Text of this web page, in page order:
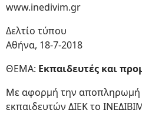
www.inedivim.gr
Δελτίο τύπου
Αθήνα, 18-7-2018
ΘΕΜΑ: Εκπαιδευτές και
Με αφορμή την αποπληρωμή
εκπαιδευτών ΔΙΕΚ το